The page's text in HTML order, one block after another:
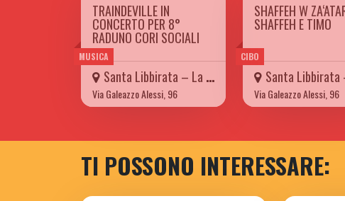
MUSICA
TRAINDEVILLE IN
CONCERTO PER 8°
RADUNO CORI SOCIALI
Santa Libbirata – La Carretteria
Via Galeazzo Alessi, 96
CIBO
SHAFFEH W
SHAFFEH E TIMO
Santa Libbirata – La
Via Galeazzo Alessi, 96
TI POSSONO INTERESSARE: